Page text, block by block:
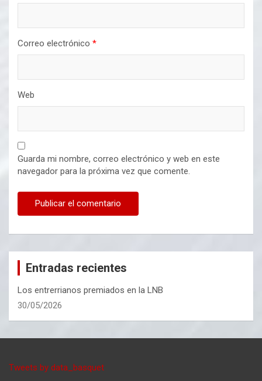
Correo electrónico *
Web
Guarda mi nombre, correo electrónico y web en este
navegador para la próxima vez que comente.
Entradas recientes
Los entrerrianos premiados en la LNB
30/05/2026
Tweets by data_basquet